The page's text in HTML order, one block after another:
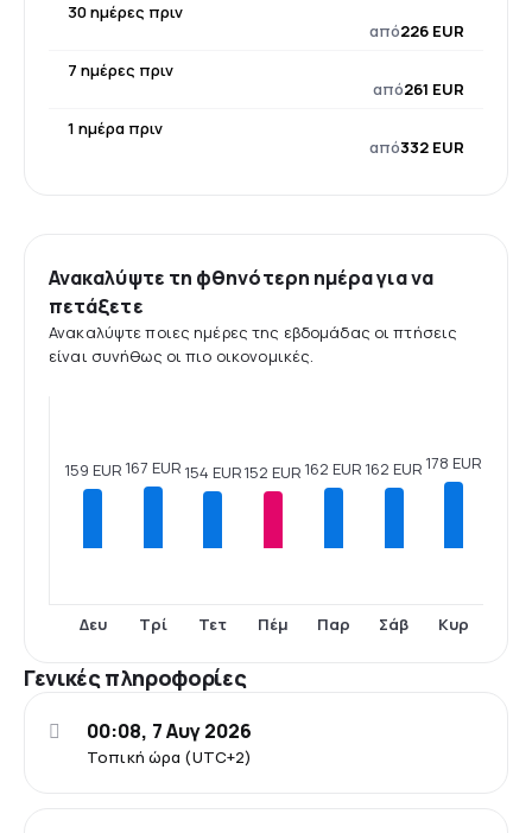
30 ημέρες πριν
από226 EUR
7 ημέρες πριν
από261 EUR
1 ημέρα πριν
από332 EUR
Ανακαλύψτε τη φθηνότερη ημέρα για να
πετάξετε
Ανακαλύψτε ποιες ημέρες της εβδομάδας οι πτήσεις
είναι συνήθως οι πιο οικονομικές.
159 EUR
Δευ
167 EUR
Τρί
154 EUR
Τετ
152 EUR
Πέμ
162 EUR
Παρ
162 EUR
Σάβ
178 EUR
Κυρ
Γενικές πληροφορίες
Τοπική ώρα (UTC+2)
00:08, 7 Αυγ 2026